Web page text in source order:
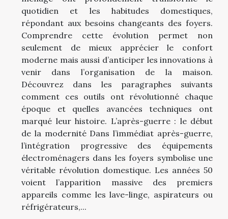
quotidien et les habitudes domestiques,
répondant aux besoins changeants des foyers.
Comprendre cette évolution permet non
seulement de mieux apprécier le confort
moderne mais aussi d’anticiper les innovations à
venir dans l’organisation de la maison.
Découvrez dans les paragraphes suivants
comment ces outils ont révolutionné chaque
époque et quelles avancées techniques ont
marqué leur histoire. L’après-guerre : le début
de la modernité Dans l’immédiat après-guerre,
l’intégration progressive des équipements
électroménagers dans les foyers symbolise une
véritable révolution domestique. Les années 50
voient l’apparition massive des premiers
appareils comme les lave-linge, aspirateurs ou
réfrigérateurs,...